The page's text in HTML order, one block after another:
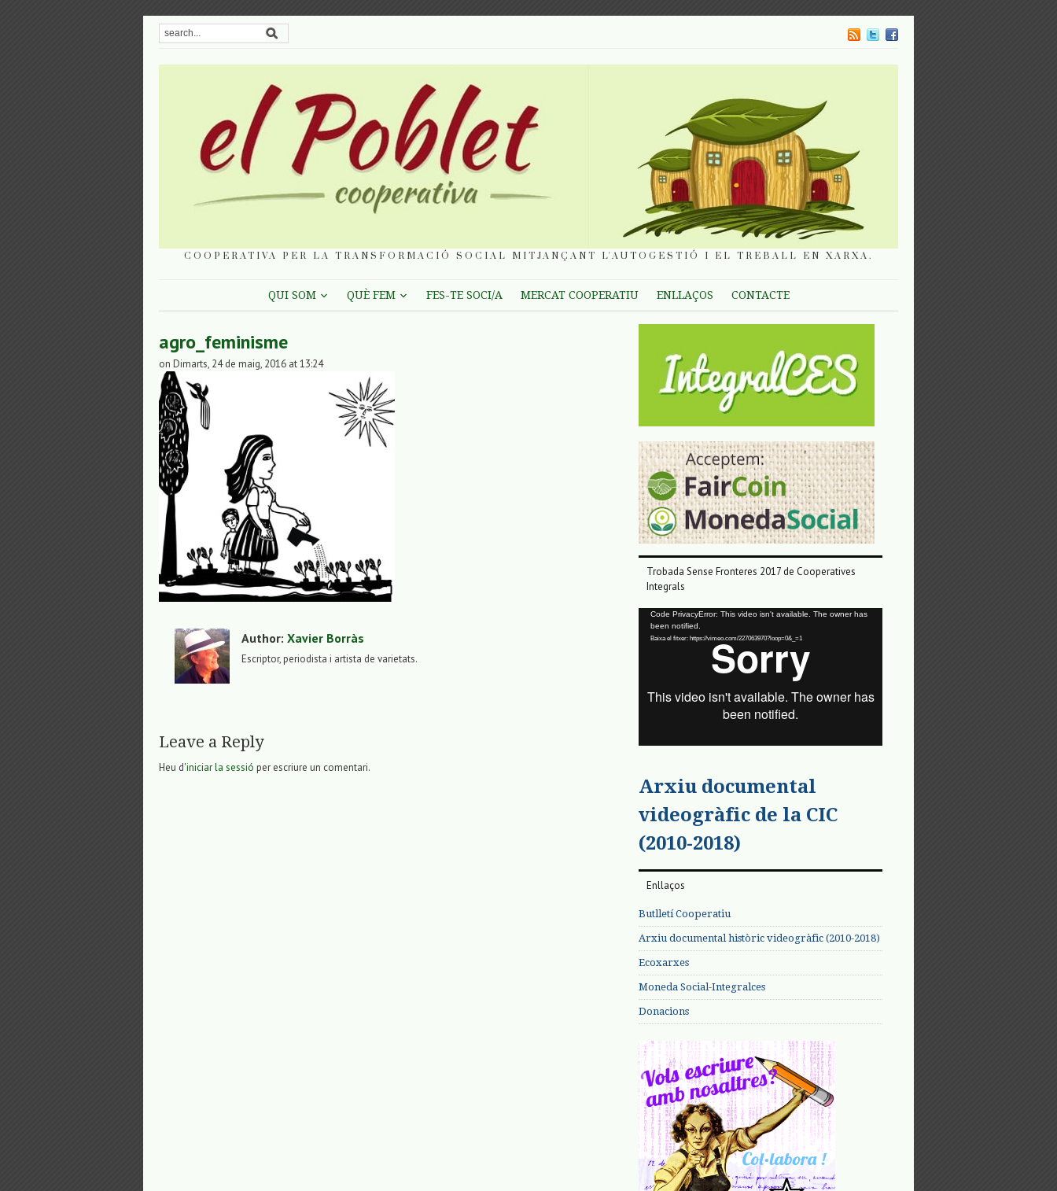
COOPERATIVA PER LA TRANSFORMACIÓ SOCIAL MITJANÇANT L'AUTOGESTIÓ I EL TREBALL EN XARXA.
QUI SOM QUÈ FEM FES-TE SOCI/A MERCAT COOPERATIU ENLLAÇOS CONTACTE
agro_feminisme
on Dimarts, 24 de maig, 2016 at 13:24
Author: Xavier Borràs
Escriptor, periodista i artista de varietats.
Leave a Reply
Heu d'iniciar la sessió per escriure un comentari.
Trobada Sense Fronteres 2017 de Cooperatives
Integrals
Reproductor
vídeo
Code PrivacyError: This video isn't available. The owner has
been notified.
Baixa el fitxer: https://vimeo.com/227063970?loop=0&_=1
Arxiu documental
videogràfic de la CIC
(2010-2018)
Enllaços
Butlletí Cooperatiu
Arxiu documental històric videogràfic (2010-2018)
Ecoxarxes
Moneda Social-Integralces
Donacions